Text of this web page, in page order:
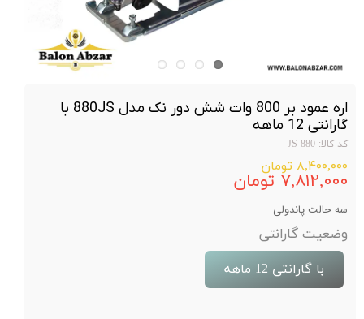
اره عمود بر 800 وات شش دور نک مدل 880JS با
گارانتی 12 ماهه
کد کالا: 880 JS
۸,۴۰۰,۰۰۰ تومان
۷,۸۱۲,۰۰۰ تومان
سه حالت پاندولی
وضعیت گارانتی
با گارانتی 12 ماهه